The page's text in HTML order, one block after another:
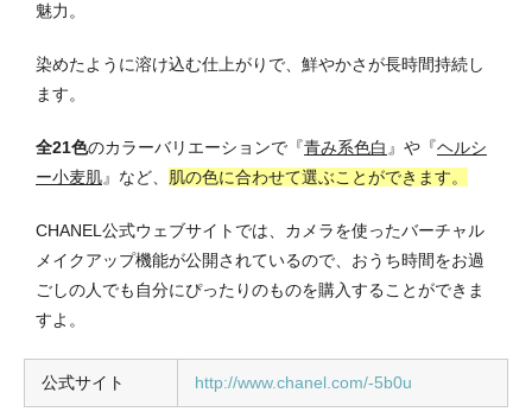
魅力。
染めたように溶け込む仕上がりで、鮮やかさが長時間持続し
ます。
全21色のカラーバリエーションで『青み系色白 』や『ヘルシ
ー小麦肌』など、 肌の色に合わせて選ぶことができます。
CHANEL公式ウェブサイトでは、カメラを使ったバーチャル
メイクアップ機能が公開されているので、おうち時間をお過
ごしの人でも自分にぴったりのものを購入することができま
すよ。
公式サイト http://www.chanel.com/-5b0u